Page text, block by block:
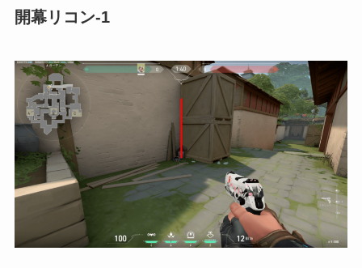
開幕リコン-1